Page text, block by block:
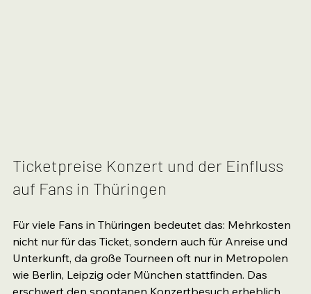
Ticketpreise Konzert und der Einfluss
auf Fans in Thüringen
Für viele Fans in Thüringen bedeutet das: Mehrkosten
nicht nur für das Ticket, sondern auch für Anreise und
Unterkunft, da große Tourneen oft nur in Metropolen
wie Berlin, Leipzig oder München stattfinden. Das
erschwert den spontanen Konzertbesuch erheblich.